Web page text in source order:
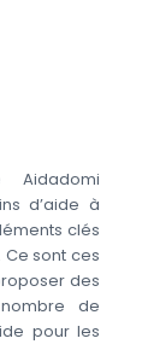
d’aide à
clés
sont ces
des
de
pour les